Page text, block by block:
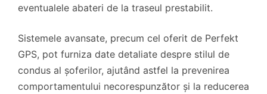
eventualele abateri de la traseul prestabilit.
Sistemele avansate, precum cel oferit de Perfekt
GPS, pot furniza date detaliate despre stilul de
condus al șoferilor, ajutând astfel la prevenirea
comportamentului necorespunzător și la reducerea